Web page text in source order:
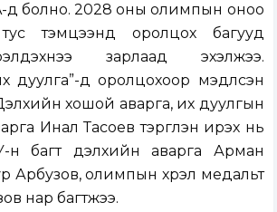
д болно. 2028 оны олимпын оноо
тэмцээнд оролцох багууд
зарлаад эхэлжээ.
дуулга”-д оролцохоор мэдүүлсэн
хошой аварга, их дуулгын
Инал Тасоев тэргүүлэн ирэх нь
н багт дэлхийн аварга Арман
Арбузов, олимпын хүрэл медальт
нар багтжээ.